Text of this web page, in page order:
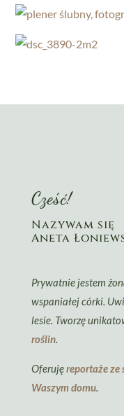
Cześć!
Nazywam się
Aneta
Prywatnie jestem
wspaniałej córki.
lesie. Tworzę
roślin.
Oferujęreportaże ze
Waszym domu.